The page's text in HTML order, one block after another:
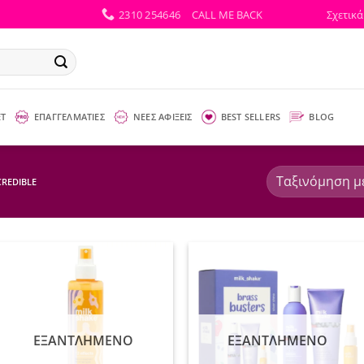
2310 254646 CALL ME BACK
ΕΠΑΓΓΕΛΜΑΤΙΕΣ ΝΕΕΣ ΑΦΙΞΕΙΣ BEST SELLERS BLOG
ΕΞΑΝΤΛΗΜΈΝΟ ΕΞΑΝΤΛΗΜΈΝΟ